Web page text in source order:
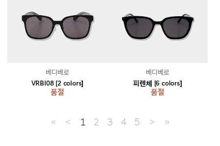
VRBI08 [2 colors]
품절
베디베로
피렌체 [6 colors]
품절
베디베로
≪ ＜ 1 2 3 4 5 ＞ ≫